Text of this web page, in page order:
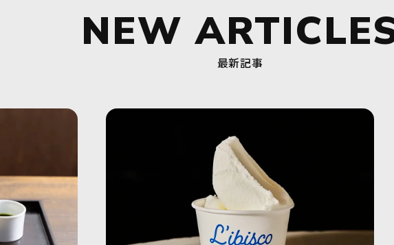
NEW
最新記事